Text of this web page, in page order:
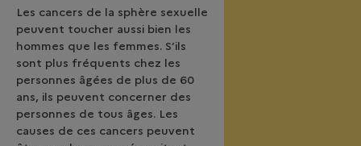
Les cancers de la sphère sexuelle
peuvent toucher aussi bien les
hommes que les femmes. S’ils
sont plus fréquents chez les
personnes âgées de plus de 60
ans, ils peuvent concerner des
personnes de tous âges. Les
causes de ces cancers peuvent